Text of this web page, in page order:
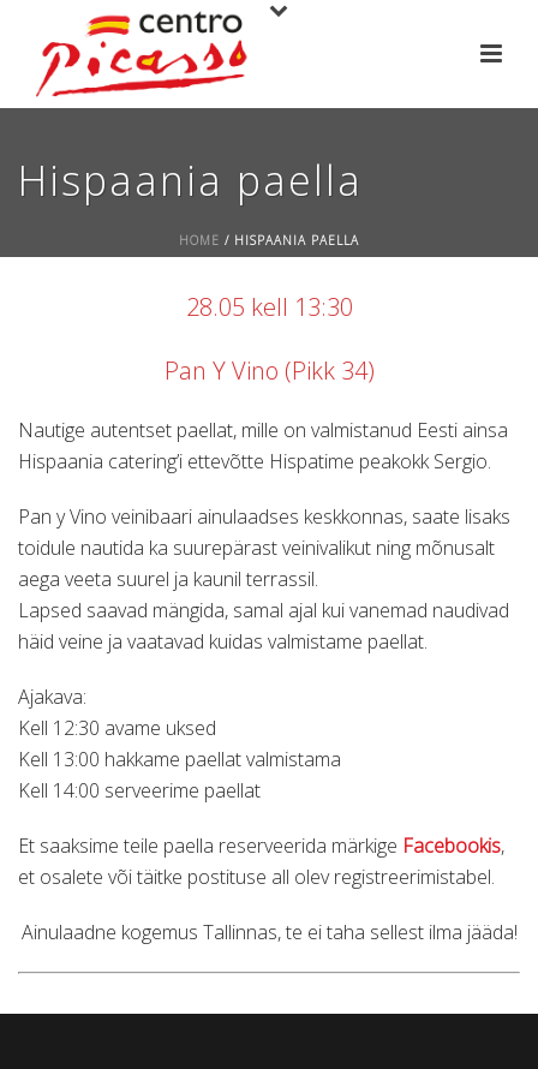
Hispaania paella
HOME / HISPAANIA PAELLA
28.05 kell 13:30
Pan Y Vino (Pikk 34)
Nautige autentset paellat, mille on valmistanud Eesti ainsa
Hispaania catering’i ettevõtte Hispatime peakokk Sergio.
Pan y Vino veinibaari ainulaadses keskkonnas, saate lisaks
toidule nautida ka suurepärast veinivalikut ning mõnusalt
aega veeta suurel ja kaunil terrassil.
Lapsed saavad mängida, samal ajal kui vanemad naudivad
häid veine ja vaatavad kuidas valmistame paellat.
Ajakava:
Kell 12:30 avame uksed
Kell 13:00 hakkame paellat valmistama
Kell 14:00 serveerime paellat
Et saaksime teile paella reserveerida märkige Facebookis,
et osalete või täitke postituse all olev registreerimistabel.
Ainulaadne kogemus Tallinnas, te ei taha sellest ilma jääda!